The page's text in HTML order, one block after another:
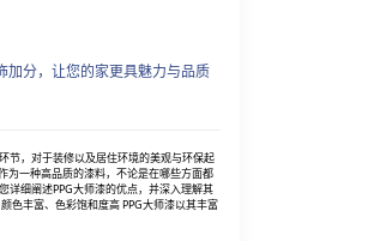
加分，让您的家更具魅力与品质
节，对于装修以及居住环境的美观与环保起
为一种高品质的漆料，不论是在哪些方面都
详细阐述PPG大师漆的优点，并深入理解其